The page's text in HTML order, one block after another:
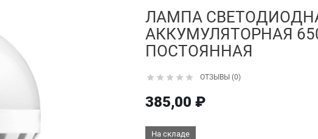
ЛАМПА
АККУМУЛЯТОРНАЯ
ПОСТОЯННАЯ
     ОТЗЫВЫ (0)
385,00 ₽
На складе